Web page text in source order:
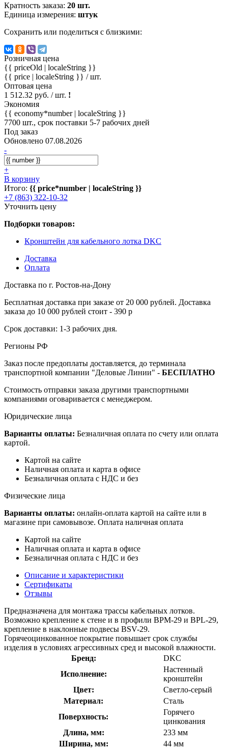
Кратность заказа: 20 шт.
Единица измерения: штук
Сохранить или поделиться с близкими:
Розничная цена
{{ priceOld | localeString }}
{{ price | localeString }} / шт.
Оптовая цена
1 512.32 руб. / шт. !
Экономия
{{ economy*number | localeString }}
7700 шт., срок поставки 5-7 рабочих дней
Под заказ
Обновлено 07.08.2026
-
+
В корзину
Итого: {{ price*number | localeString }}
+7 (863) 322-10-32
Уточнить цену
Подборки товаров:
Кронштейн для кабельного лотка DKC
Доставка
Оплата
Доставка по г. Ростов-на-Дону
Бесплатная доставка при заказе от 20 000 рублей. Доставка
заказа до 10 000 рублей стоит - 390 р
Срок доставки: 1-3 рабочих дня.
Регионы РФ
Заказ после предоплаты доставляется, до терминала
транспортной компании "Деловые Линии" - БЕСПЛАТНО
Стоимость отправки заказа другими транспортными
компаниями оговаривается с менеджером.
Юридические лица
Варианты оплаты: Безналичная оплата по счету или оплата
картой.
Картой на сайте
Наличная оплата и карта в офисе
Безналичная оплата с НДС и без
Физические лица
Варианты оплаты: онлайн-оплата картой на сайте или в
магазине при самовывозе. Оплата наличная оплата
Картой на сайте
Наличная оплата и карта в офисе
Безналичная оплата с НДС и без
Описание и характеристики
Сертификаты
Отзывы
Предназначена для монтажа трассы кабельных лотков.
Возможно крепление к стене и в профили BPM-29 и BPL-29,
крепление в наклонные подвесы BSV-29.
Горячеоцинкованное покрытие повышает срок службы
изделия в условиях агрессивных сред и высокой влажности.
Бренд:
DKC
Исполнение:
Настенный
кронштейн
Цвет:
Светло-серый
Материал:
Сталь
Поверхность:
Горячего
цинкования
Длина, мм:
233 мм
Ширина, мм:
44 мм